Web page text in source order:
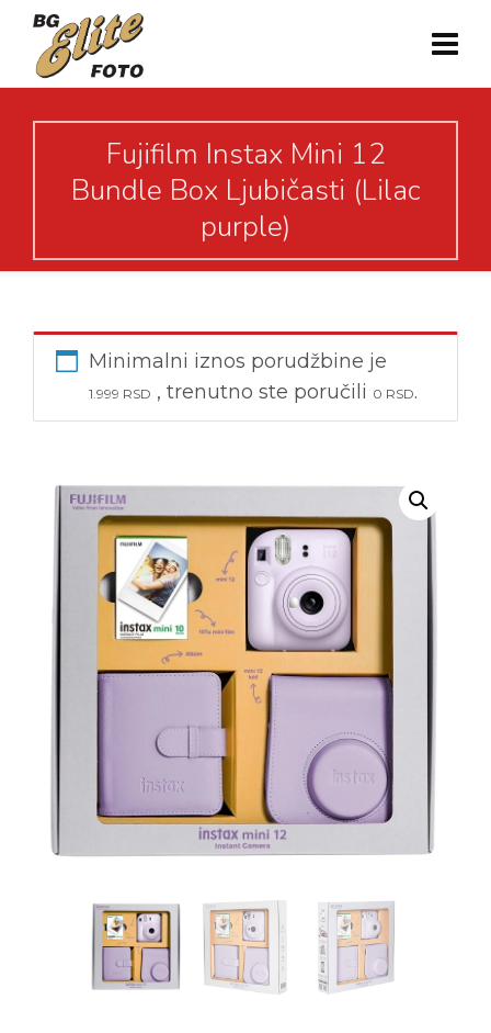
Fujifilm Instax Mini 12
Bundle Box Ljubičasti (Lilac
purple)
Minimalni iznos porudžbine je
1.999 RSD , trenutno ste poručili 0 RSD.